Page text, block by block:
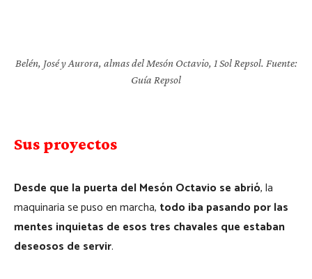
Belén, José y Aurora, almas del Mesón Octavio, 1 Sol Repsol. Fuente:
Guía Repsol
Sus proyectos
Desde que la puerta del Mesón Octavio se abrió, la
maquinaria se puso en marcha, todo iba pasando por las
mentes inquietas de esos tres chavales que estaban
deseosos de servir.